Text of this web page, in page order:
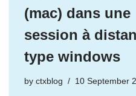
(mac) dans une
session à
type windows
by ctxblog 10 September